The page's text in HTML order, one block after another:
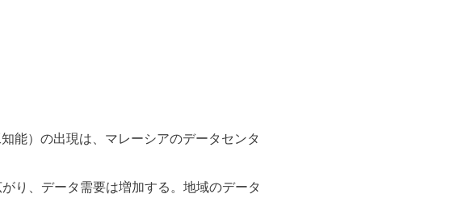
能）の出現は、 マレーシアのデータセンタ
り、データ需要は増加する。 地域のデータ